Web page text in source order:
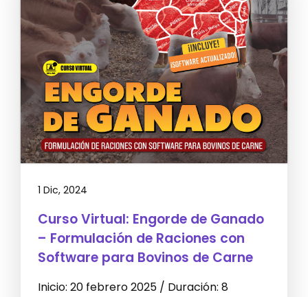
1 Dic, 2024
Curso Virtual: Engorde de Ganado
– Formulación de Raciones con
Software para Bovinos de Carne
Inicio: 20 febrero 2025 / Duración: 8